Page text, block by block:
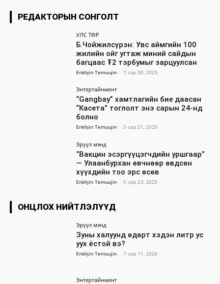
РЕДАКТОРЫН СОНГОЛТ
УЛС ТӨР
Б.Чойжилсүрэн: Увс аймгийн 100
жилийн ойг угтаж миний сайдын
багцаас ₮2 тэрбумыг зарцуулсан
Enkhjin Temuujin - 7 сар 30, 2025
Энтертайнмент
“Gangbay” хамтлагийн бие даасан
“Касета” тоглолт энэ сарын 24-нд
болно
Enkhjin Temuujin - 5 сар 21, 2025
Эрүүл мэнд
“Вакцин эсэргүүцэгчдийн уршгаар”
— Улаанбурхан өвчнөөр өвдсөн
хүүхдийн тоо эрс өсөв
Enkhjin Temuujin - 5 сар 23, 2025
ОНЦЛОХ НИЙТЛЭЛҮҮД
Эрүүл мэнд
Зуны халуунд өдөрт хэдэн литр ус
уух ёстой вэ?
Enkhjin Temuujin - 7 сар 11, 2026
Энтертайнмент